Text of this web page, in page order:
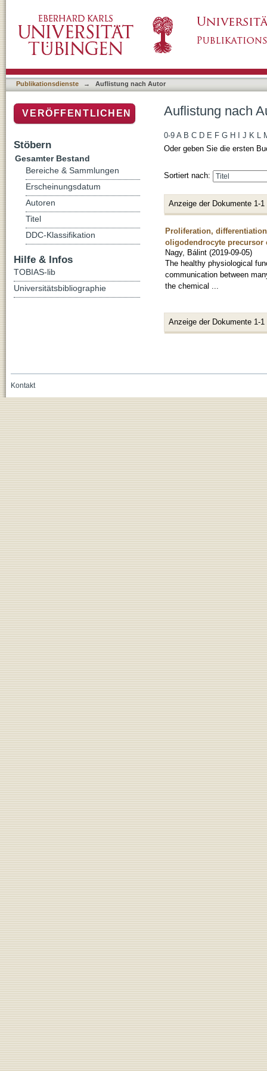
Publikationsdienste → Auflistung nach Autor
Auflistung nach
0-9 A B C D E F G H J K L
Oder geben Sie die ersten
Sortiert nach:
Anzeige der Dokumente 1-1
Proliferation,
oligodendrocyte precursor
Nagy, Bálint (2019-09-05)
The healthy physiological
communication between
the chemical ...
Anzeige der Dokumente 1-1
VERÖFFENTLICHEN
Stöbern
Gesamter Bestand
Bereiche & Sammlungen
Erscheinungsdatum
Autoren
Titel
DDC-Klassifikation
Hilfe & Infos
TOBIAS-lib
Universitätsbibliographie
Kontakt